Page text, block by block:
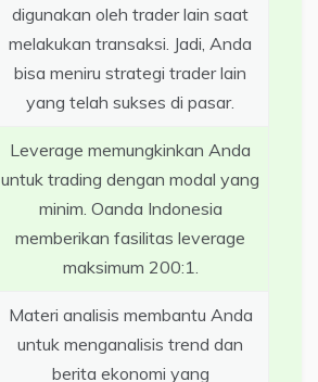
digunakan oleh trader lain saat
melakukan transaksi. Jadi, Anda
bisa meniru strategi trader lain
yang telah sukses di pasar.
Leverage memungkinkan Anda
untuk trading dengan modal yang
minim. Oanda Indonesia
memberikan fasilitas leverage
maksimum 200:1.
Materi analisis membantu Anda
untuk menganalisis trend dan
berita ekonomi yang